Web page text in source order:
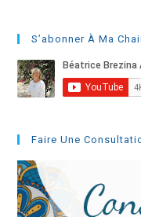
S’abonner À Ma
Faire Une